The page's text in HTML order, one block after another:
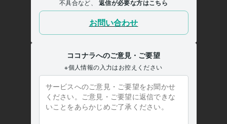
就！男の本音で振り向かせます
人間関係 不倫
集客・マーケティング相談
■販売実績6000件超！電話相談のやり方
■30分で電話相談出品者の悩み聞きます
■一人ビジネスで成功する
■最速プラチナランク！20日間伴走します
ココナラ 仕事 マーケティング ビジネス
コーチング カウンセラー 集客
1987年3月 ~ 1991年2月
大阪府私立上宮高等学校 1983年3月 ~ 1986年2月